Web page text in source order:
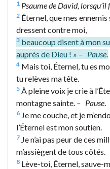
1 Psaume de David,
2 Éternel, que mes
dressent contre moi,
3 beaucoup disent à mon
auprès de Dieu ! » – Pause
4 Mais toi, Éternel, tu es
tu relèves ma tête.
5 À pleine voix je crie à
montagne sainte. – Pause
6 Je me couche, et je
l’Éternel est mon soutien.
7 Je n’ai pas peur de ces
m’assiègent de tous côtés.
8 Lève-toi, Éternel, sauve-